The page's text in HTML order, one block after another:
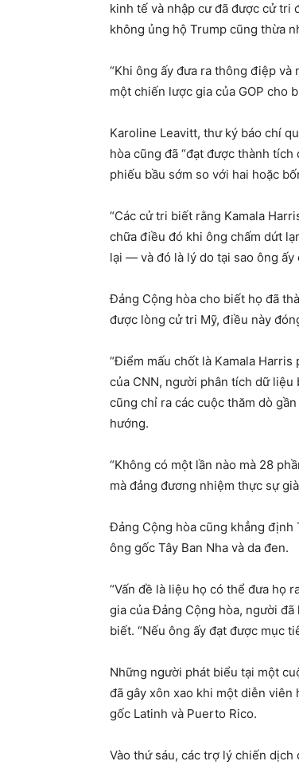
kinh tế và nhập cư đã được cử tri
không ủng hộ Trump cũng thừa
“Khi ông ấy đưa ra thông điệp và
một chiến lược gia của GOP cho
Karoline Leavitt, thư ký báo chí
hòa cũng đã “đạt được thành
phiếu bầu sớm so với hai hoặc
“Các cử tri biết rằng Kamala
chữa điều đó khi ông chấm dứt
lại — và đó là lý do tại sao ông
Đảng Cộng hòa cho biết họ đã
được lòng cử tri Mỹ, điều này
“Điểm mấu chốt là Kamala
của CNN, người phân tích dữ
cũng chỉ ra các cuộc thăm dò
hướng.
“Không có một lần nào mà 28
mà đảng đương nhiệm thực sự
Đảng Cộng hòa cũng khẳng
ông gốc Tây Ban Nha và da đen.
“Vấn đề là liệu họ có thể đưa họ
gia của Đảng Cộng hòa, người
biết. “Nếu ông ấy đạt được mục
Những người phát biểu tại một
đã gây xôn xao khi một diễn
gốc Latinh và Puerto Rico.
Vào thứ sáu, các trợ lý chiến